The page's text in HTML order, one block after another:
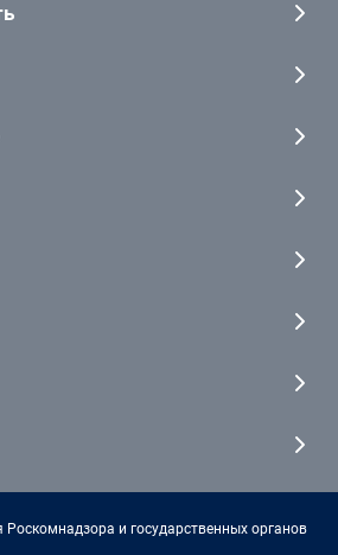
и государственных органов